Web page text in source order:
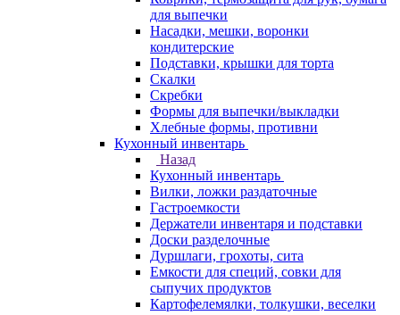
для выпечки
Насадки, мешки, воронки
кондитерские
Подставки, крышки для торта
Скалки
Скребки
Формы для выпечки/выкладки
Хлебные формы, противни
Кухонный инвентарь
Назад
Кухонный инвентарь
Вилки, ложки раздаточные
Гастроемкости
Держатели инвентаря и подставки
Доски разделочные
Дуршлаги, грохоты, сита
Емкости для специй, совки для
сыпучих продуктов
Картофелемялки, толкушки, веселки